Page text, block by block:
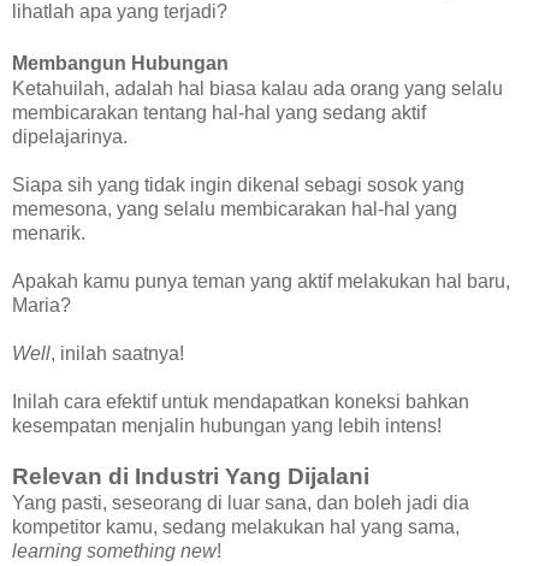
lihatlah apa yang terjadi?
Membangun Hubungan
Ketahuilah, adalah hal biasa kalau ada orang yang selalu
membicarakan tentang hal-hal yang sedang aktif
dipelajarinya.
Siapa sih yang tidak ingin dikenal sebagi sosok yang
memesona, yang selalu membicarakan hal-hal yang
menarik.
Apakah kamu punya teman yang aktif melakukan hal baru,
Maria?
Well, inilah saatnya!
Inilah cara efektif untuk mendapatkan koneksi bahkan
kesempatan menjalin hubungan yang lebih intens!
Relevan di Industri Yang Dijalani
Yang pasti, seseorang di luar sana, dan boleh jadi dia
kompetitor kamu, sedang melakukan hal yang sama,
learning something new!